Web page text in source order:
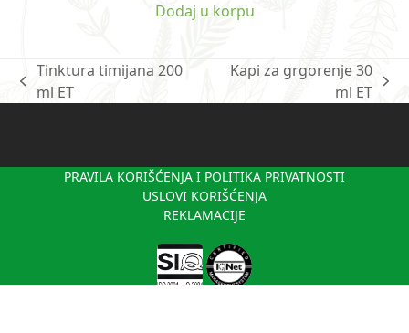
Dodaj u korpu
previous
Tinktura timijana 200
ml ET
Kapi za grgorenje 30
ml ET
PRAVILA KORIŠĆENJA I POLITIKA PRIVATNOSTI
USLOVI KORIŠĆENJA
REKLAMACIJE